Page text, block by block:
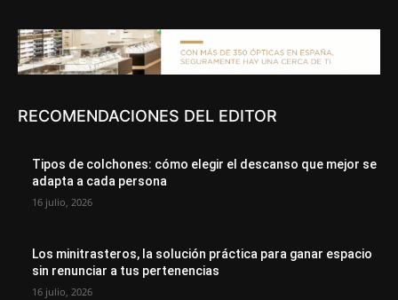
RECOMENDACIONES DEL EDITOR
Tipos de colchones: cómo elegir el descanso que mejor se
adapta a cada persona
16 julio, 2026
Los minitrasteros, la solución práctica para ganar espacio
sin renunciar a tus pertenencias
16 julio, 2026